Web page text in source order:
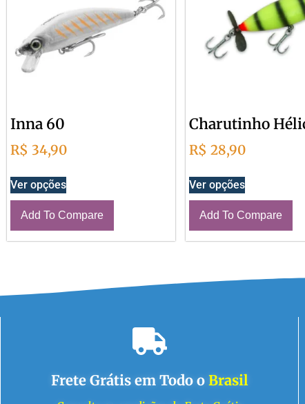
Inna 60
R$ 34,90
Ver opções
Add To Compare
Charutinho
R$ 28,90
Ver opções
Add To Compare
Frete Grátis em Todo o Brasil